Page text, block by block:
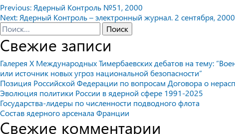
Навигация
по
записям
Previous: Ядерный Контроль №51, 2000
Next: Ядерный Контроль – электронный журнал. 2 сентября, 2000
Найти:
Свежие записи
Галерея X Международных Тимербаевских дебатов на тему:
или источник новых угроз национальной безопасности”
Позиция Российской Федерации по вопросам Договора о
Эволюция политики России в ядерной сфере 1991-2025
Государства-лидеры по численности подводного флота
Состав ядерного арсенала Франции
Свежие комментарии